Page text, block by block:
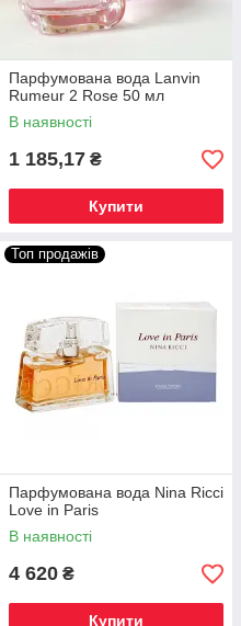
Парфумована вода Lanvin
Rumeur 2 Rose 50 мл
В наявності
1 185,17 ₴
Купити
Топ продажів
Парфумована вода Nina Ricci
Love in Paris
В наявності
4 620 ₴
Купити